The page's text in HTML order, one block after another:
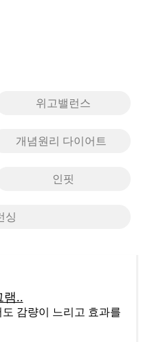
위고밸런스
개념원리 다이어트
인핏
싱
램..
감량이 느리고 효과를